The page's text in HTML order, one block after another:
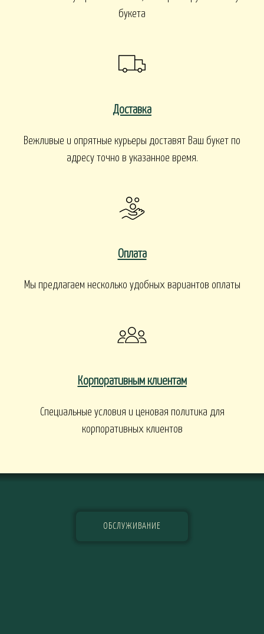
букета
Доставка
Вежливые и опрятные курьеры доставят Ваш букет по
адресу точно в указанное время.
Оплата
Мы предлагаем несколько удобных вариантов оплаты
Корпоративным клиентам
Специальные условия и ценовая политика для
корпоративных клиентов
ОБСЛУЖИВАНИЕ